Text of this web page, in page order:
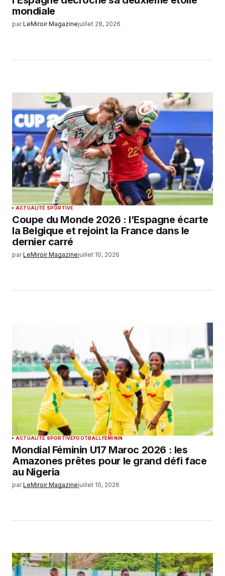
mondiale
par LeMiroir Magazinejuillet 28, 2026
ACTUALITÉ SPORTIVE
Coupe du Monde 2026 : l’Espagne écarte
la Belgique et rejoint la France dans le
dernier carré
par LeMiroir Magazinejuillet 10, 2026
ACTUALITÉ SPORTIVEFOOTBALL FEMININ
Mondial Féminin U17 Maroc 2026 : les
Amazones prêtes pour le grand défi face
au Nigeria
par LeMiroir Magazinejuillet 10, 2026